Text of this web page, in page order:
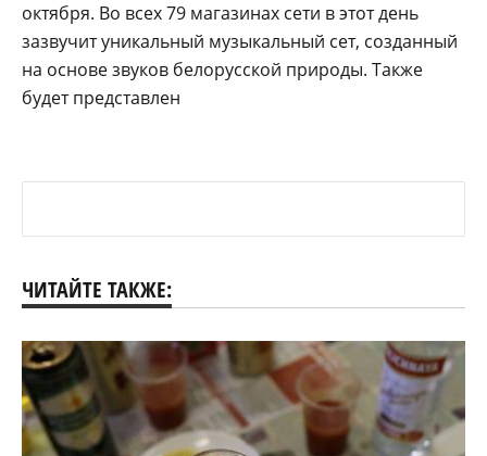
октября. Во всех 79 магазинах сети в этот день
зазвучит уникальный музыкальный сет, созданный
на основе звуков белорусской природы. Также
будет представлен
ЧИТАЙТЕ ТАКЖЕ: